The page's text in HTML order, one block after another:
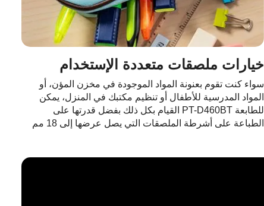
خيارات ملصقات متعددة الإستخدام
سواء كنت تقوم بعنونة المواد الموجودة في مخزن المؤن، أو
المواد المدرسية للأطفال أو تنظيم مكتبك في المنزل، يمكن
للطابعة PT-D460BT القيام بكل ذلك بفضل قدرتها على
الطباعة على أشرطة الملصقات التي يصل عرضها إلى 18 مم